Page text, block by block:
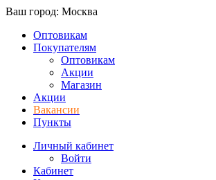
Ваш город: Москва
Оптовикам
Покупателям
Оптовикам
Акции
Магазин
Акции
Вакансии
Пункты
Личный кабинет
Войти
Кабинет